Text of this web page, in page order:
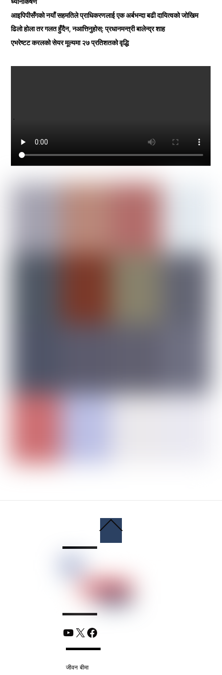
आइपिपीसँगको नयाँ सहमतिले प्राधिकरणलाई एक अर्बभन्दा बढी दायित्वको जोखिम
ढिलो होला तर गलत हुँदैन, नआत्तिनुहोस्: प्रधानमन्त्री बालेन्द्र शाह
एभरेष्टट करलको सेयर मूल्यमा २७ प्रतिशतको वृद्धि
To
YouTube
X Facebook
जीवन बीमा